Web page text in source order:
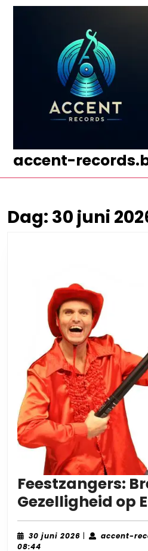
accent-
Dag: 30 juni
Feestzangers:
Gezelligheid op
30 juni 2026 30
| accent-
08:44